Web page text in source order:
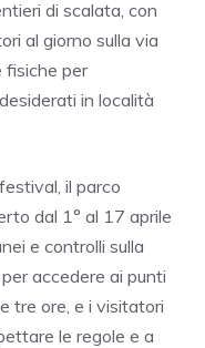
di scalata, con
al giorno sulla via
fisiche per
in località
il parco
dal 1° al 17 aprile
e controlli sulla
accedere ai punti
tre ore, e i visitatori
le regole e a